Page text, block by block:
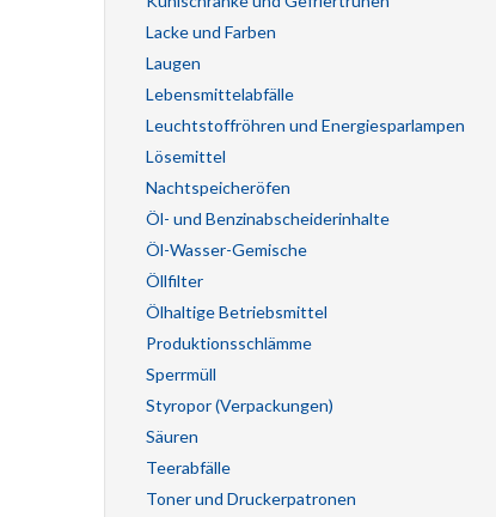
Lacke und Farben
Laugen
Lebensmittelabfälle
Leuchtstoffröhren und Energiesparlampen
Lösemittel
Nachtspeicheröfen
Öl- und Benzinabscheiderinhalte
Öl-Wasser-Gemische
Öllfilter
Ölhaltige Betriebsmittel
Produktionsschlämme
Sperrmüll
Styropor (Verpackungen)
Säuren
Teerabfälle
Toner und Druckerpatronen